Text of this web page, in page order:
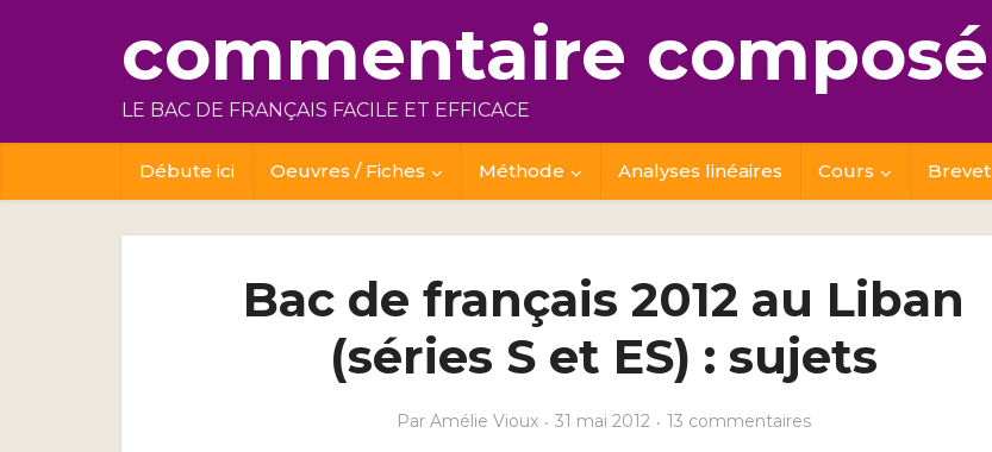
commentaire composé
LE BAC DE FRANÇAIS FACILE ET EFFICACE
Débute ici Oeuvres / Fiches Méthode Analyses linéaires Cours Brevet
Bac de français 2012 au Liban
(séries S et ES) : sujets
Par Amélie Vioux 31 mai 2012 13 commentaires